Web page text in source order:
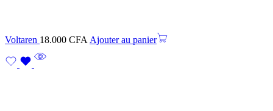
Voltaren 18.000 CFA Ajouter au panier